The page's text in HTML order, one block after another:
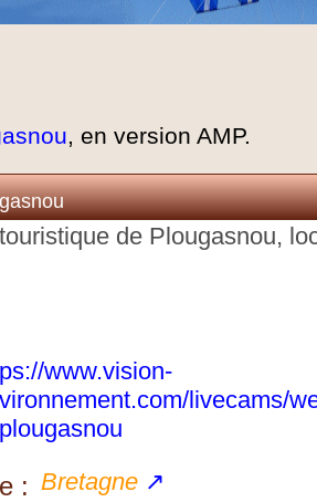
, en version AMP.
de Plougasnou,
www.vision-
livecams/
: Bretagne ↗